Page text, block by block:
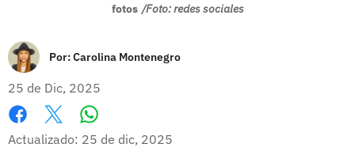
fotos /Foto: redes sociales
Por:Carolina Montenegro
25 de Dic, 2025
Facebook
X
Actualizado: 25 de dic, 2025